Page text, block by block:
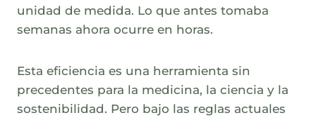
unidad de medida. Lo que antes tomaba
semanas ahora ocurre en horas.
Esta eficiencia es una herramienta sin
precedentes para la medicina, la ciencia y la
sostenibilidad. Pero bajo las reglas actuales